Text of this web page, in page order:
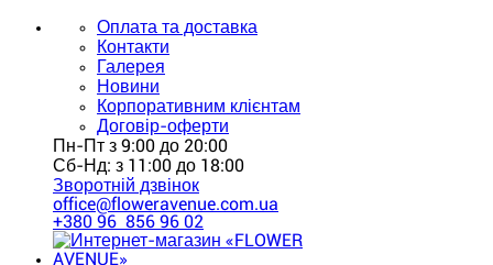
Оплата та доставка
Контакти
Галерея
Новини
Корпоративним клієнтам
Договір-оферти
Пн-Пт з 9:00 до 20:00
Сб-Нд: з 11:00 до 18:00
Зворотній дзвінок
office@floweravenue.com.ua
+380 96 856 96 02